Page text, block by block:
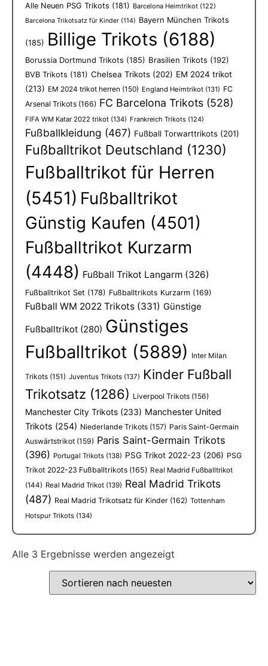
Alle Neuen PSG Trikots (181) Barcelona Heimtrikot (122)
Barcelona Trikotsatz für Kinder (114) Bayern München Trikots
(185) Billige Trikots (6188)
Borussia Dortmund Trikots (185) Brasilien Trikots (192)
BVB Trikots (181) Chelsea Trikots (202) EM 2024 trikot
(213) EM 2024 trikot herren (150) England Heimtrikot (131) FC
Arsenal Trikots (166) FC Barcelona Trikots (528)
FIFA WM Katar 2022 trikot (134) Frankreich Trikots (124)
Fußballkleidung (467) Fußball Torwarttrikots (201)
Fußballtrikot Deutschland (1230)
Fußballtrikot für Herren
(5451) Fußballtrikot
Günstig Kaufen (4501)
Fußballtrikot Kurzarm
(4448) Fußball Trikot Langarm (326)
Fußballtrikot Set (178) Fußballtrikots Kurzarm (169)
Fußball WM 2022 Trikots (331) Günstige
Fußballtrikot (280) Günstiges
Fußballtrikot (5889) Inter Milan
Trikots (151) Juventus Trikots (137) Kinder Fußball
Trikotsatz (1286) Liverpool Trikots (156)
Manchester City Trikots (233) Manchester United
Trikots (254) Niederlande Trikots (157) Paris Saint-Germain
Auswärtstrikot (159) Paris Saint-Germain Trikots
(396) Portugal Trikots (138) PSG Trikot 2022-23 (206) PSG
Trikot 2022-23 Fußballtrikots (165) Real Madrid Fußballtrikot
(144) Real Madrid Trikot (139) Real Madrid Trikots
(487) Real Madrid Trikotsatz für Kinder (162) Tottenham
Hotspur Trikots (134)
Alle 3 Ergebnisse werden angezeigt